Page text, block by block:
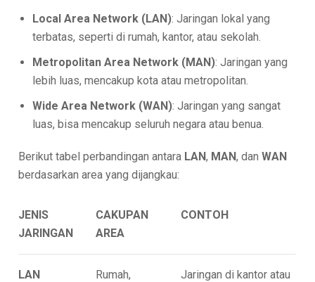
Local Area Network (LAN): Jaringan lokal yang
terbatas, seperti di rumah, kantor, atau sekolah.
Metropolitan Area Network (MAN): Jaringan yang
lebih luas, mencakup kota atau metropolitan.
Wide Area Network (WAN): Jaringan yang sangat
luas, bisa mencakup seluruh negara atau benua.
Berikut tabel perbandingan antara LAN, MAN, danWAN
berdasarkan area yang dijangkau:
JENIS
JARINGAN
CAKUPAN
AREA
CONTOH
LAN
Rumah,
Jaringan di kantor atau